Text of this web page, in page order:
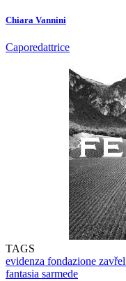
Chiara Vannini
Caporedattrice
TAGS
evidenza fondazione zavřel
fantasia sarmede